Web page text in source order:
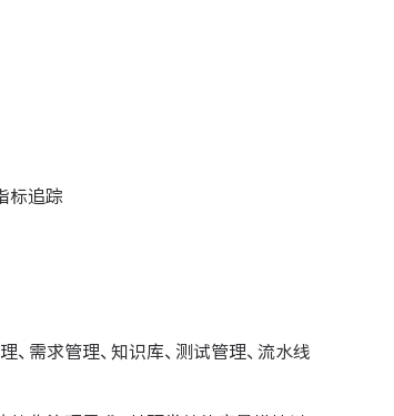
标追踪
需求管理、知识库、测试管理、流水线